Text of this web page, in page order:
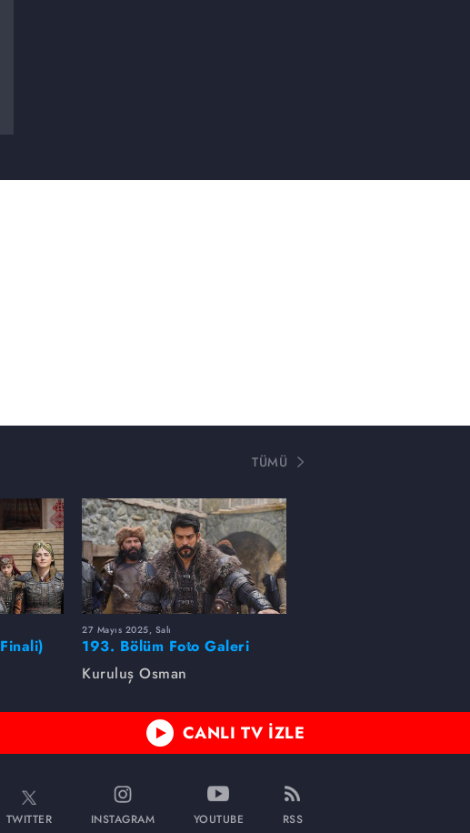
TÜMÜ
27 Mayıs 2025, Salı
193. Bölüm Foto Galeri
Kuruluş Osman
CANLI TV İZLE
TWITTER INSTAGRAM YOUTUBE RSS